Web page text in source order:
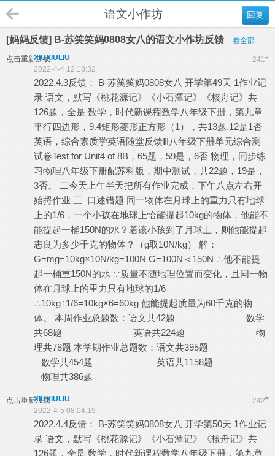
回复
语文小作坊
[妈妈反馈] B-苏笑笑妈0808女八的语文小作坊反馈 看全部
点击重新加载 241#
XIUXIULIU
2022-4-4 12:18:32
2022.4.3反馈： B-苏笑笑妈0808女八 开学第49天 1作业记
录 语文，默写《桃花源记》《小石潭记》《核舟记》共
126题，全是 数学，时代新课程数学八年级下册，第九章
平行四边形，9.4矩形菱形正方形（1），共13题,12是1否
英语，综合素质学英语随堂反馈Ⅲ八年级下册单元综合测
试卷Test for Unit4 of 8B，65题，59是，6否 物理，同步练
习物理八年级下册配苏科版，期中测试，共22题，19是，
3否。 二今天上午半天把所有作业完成，下午八点左右开
始捋作业 三 口述错题 同一物体在月球上的重力只有地球
上的1/6，一个小孩在地球上恰能提起10kg的物体，他能不
能提起一桶150N的水？若该小孩到了月球上，则他能提起
志良为多少千克的物体？（g取10N/kg） 解：
G=mg=10kg×10N/kg=100N G=100N＜150N ∴他不能提
起一桶重150N的水 ∵质量不随地理位置而变化，且同一物
体在月球上的重力只有地球的1/6
∴10kg÷1/6=10kg×6=60kg 他能提起质量为60千克的物
体。 本周作业总题数：语文共42题 数学
共68题 英语共224题 物
理共78题 本学期作业总题数：语文共395题
数学共454题 英语共1158题
物理共386题
点击重新加载 242#
XIUXIULIU
2022-4-5 08:04:19
2022.4.4反馈： B-苏笑笑妈0808女八 开学第50天 1作业记
录 语文，默写《桃花源记》《小石潭记》《核舟记》共
126题，全是 数学，时代新课程数学八年级下册，第九章